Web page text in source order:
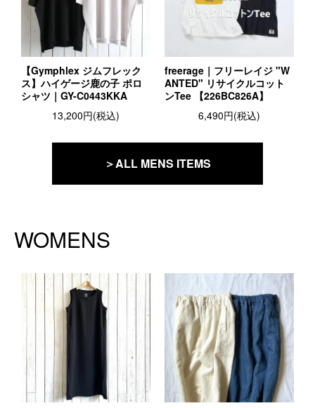
【Gymphlex ジムフレック
ス】ハイゲージ鹿の子 ポロ
シャツ｜GY-C0443KKA
13,200円(税込)
freerage｜フリーレイジ "W
ANTED" リサイクルコット
ンTee 【226BC826A】
6,490円(税込)
＞ALL MENS ITEMS
WOMENS